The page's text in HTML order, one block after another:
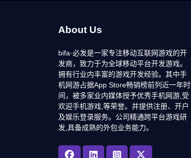
About Us
bifa·必发是一家专注移动互联网游戏的开
发商，致力于为全球移动平台开发游戏。
拥有行业内丰富的游戏开发经验。其中手
机网游占据App Store畅销榜前列近一年时
间，被多家业内媒体授予优秀手机网游,受
欢迎手机游戏,等荣誉。并提供注册、开户
及娱乐登录服务。公司精通跨平台游戏研
发,具备成熟的外包业务能力。